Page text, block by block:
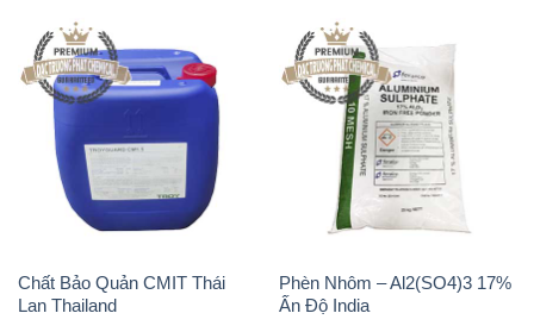
Chất Bảo Quản CMIT Thái
Lan Thailand
Phèn Nhôm – Al2(SO4)3 17%
Ấn Độ India